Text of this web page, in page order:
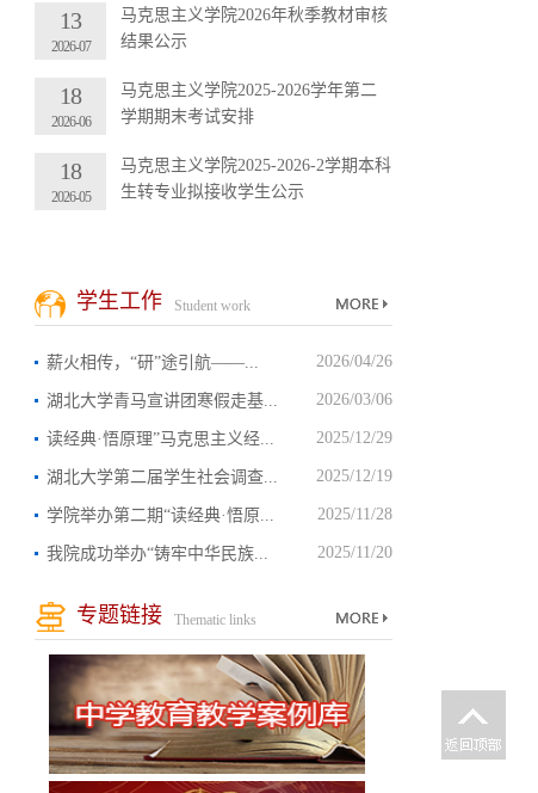
13
2026-07
马克思主义学院2026年秋季教材审核
结果公示
18
2026-06
马克思主义学院2025-2026学年第二
学期期末考试安排
18
2026-05
马克思主义学院2025-2026-2学期本科
生转专业拟接收学生公示
学生工作 Student work
薪火相传，“研”途引航——... 2026/04/26
湖北大学青马宣讲团寒假走基... 2026/03/06
读经典·悟原理”马克思主义经... 2025/12/29
湖北大学第二届学生社会调查... 2025/12/19
学院举办第二期“读经典·悟原... 2025/11/28
我院成功举办“铸牢中华民族... 2025/11/20
专题链接 Thematic links